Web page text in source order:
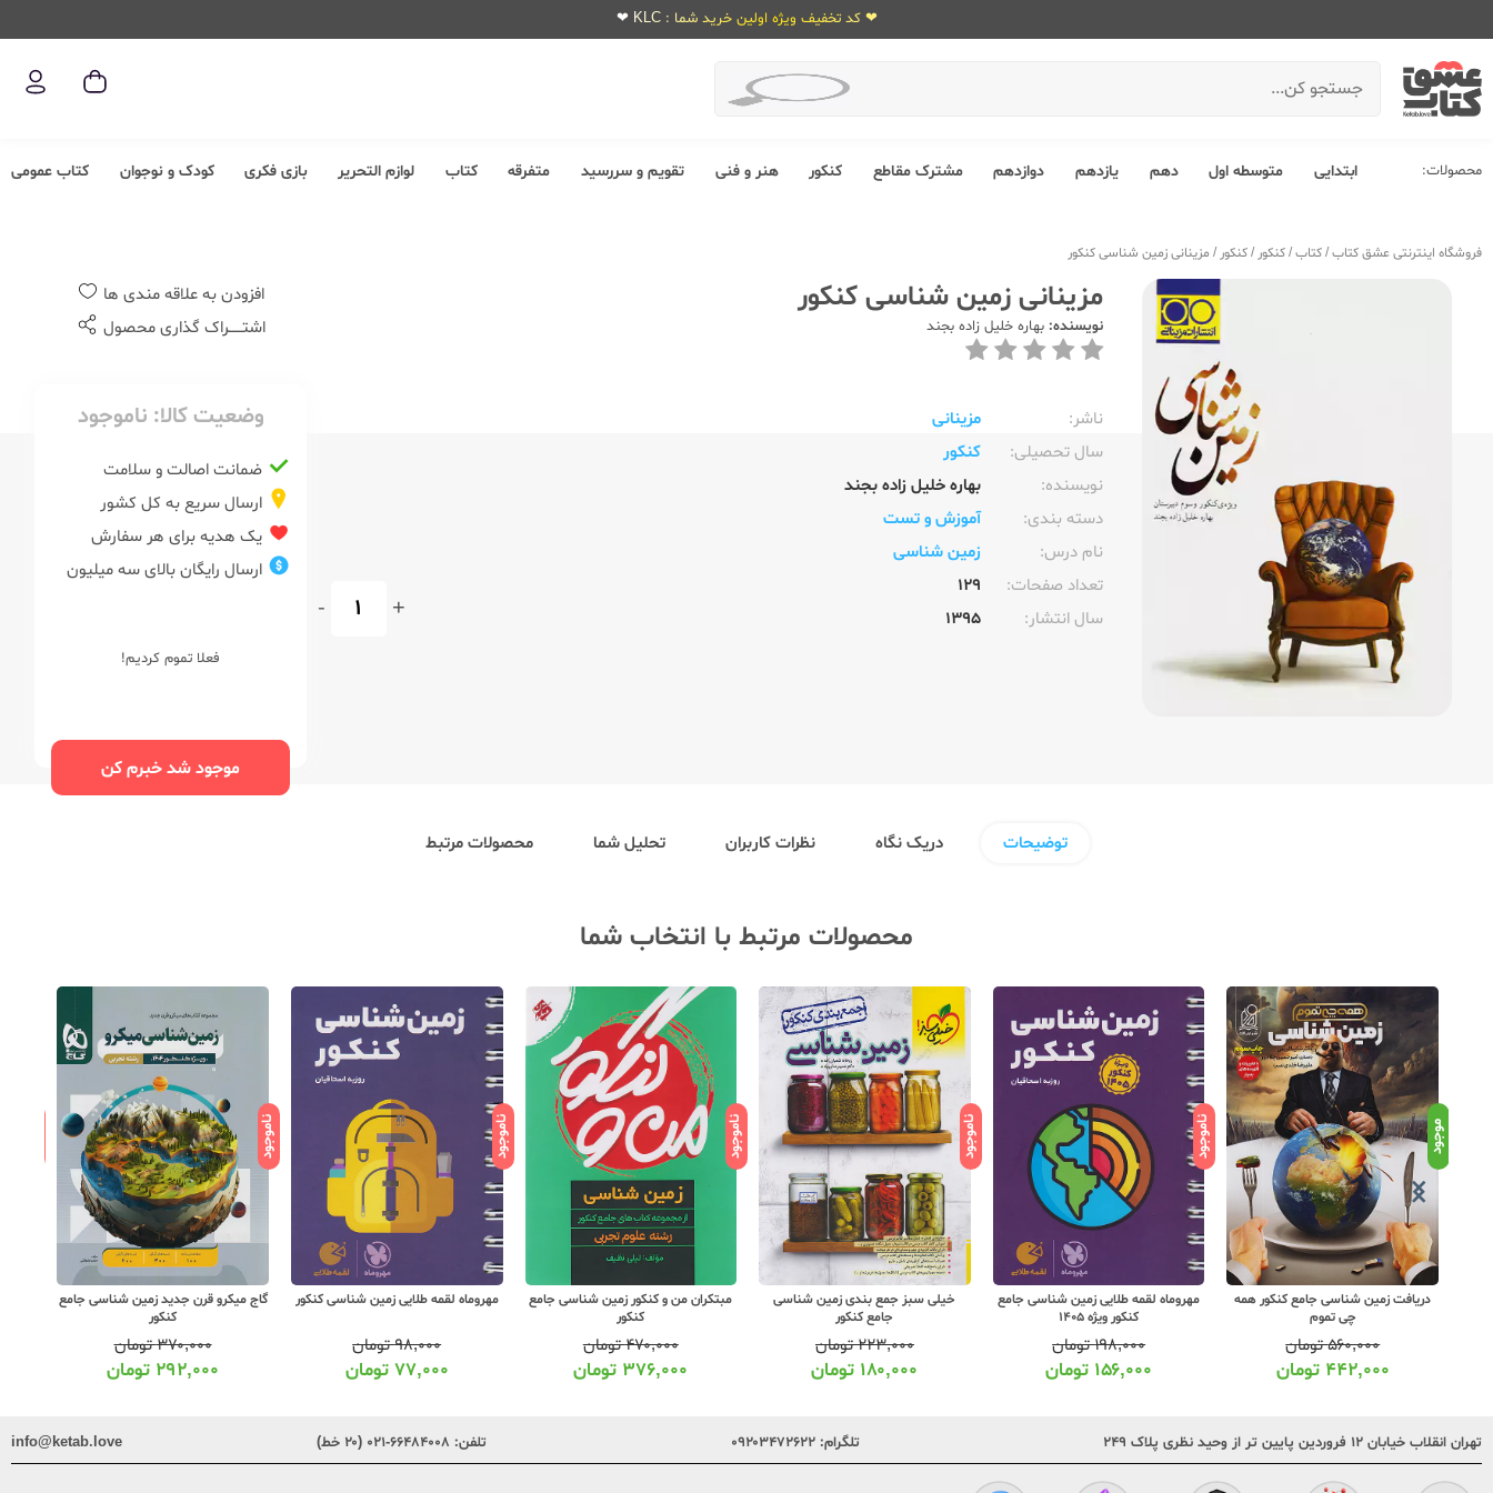
❤ کد تخفیف ویژه اولین خرید شما : KLC ❤
محصولات: ابتدایی متوسطه اول دهم یازدهم دوازدهم مشترک مقاطع کنکور هنر و فنی تقویم و سررسید متفرقه کتاب لوازم التحریر بازی فکری کودک و نوجوان کتاب عمومی
فروشگاه اینترنتی عشق کتاب/کتاب/کنکور /کنکور / مزینانی زمین شناسی کنکور
مزینانی زمین شناسی کنکور
نویسنده: بهاره خلیل زاده بجند
ناشر:‌
مزینانی
سال تحصیلی:‌
کنکور
نویسنده:‌
بهاره خلیل زاده بجند
دسته بندی:
آموزش و تست
نام درس:
زمین شناسی
تعداد صفحات:‌
129
سال انتشار:‌
1395
+
-
افزودن به علاقه مندی ها
اشتــــــراک گذاری محصول
وضعیت کالا: ناموجود
ضمانت اصالت و سلامت
ارسال سریع به کل کشور
یک هدیه برای هر سفارش
ارسال رایگان بالای سه میلیون
فعلا تموم کردیم!
موجود شد خبرم کن
توضیحات دریک نگاه نظرات کاربران تحلیل شما محصولات مرتبط
محصولات مرتبط با انتخاب شما
موجود
دریافت زمین شناسی جامع کنکور همه
چی تموم
۵۶۰,۰۰۰تومان
۴۴۲,۰۰۰ تومان
ناموجود
مهروماه لقمه طلایی زمین شناسی جامع
کنکور ویژه 1405
۱۹۸,۰۰۰تومان
۱۵۶,۰۰۰ تومان
ناموجود
خیلی سبز جمع بندی زمین شناسی
جامع کنکور
۲۲۳,۰۰۰تومان
۱۸۰,۰۰۰ تومان
ناموجود
مبتکران من و کنکور زمین شناسی جامع
کنکور
۴۷۰,۰۰۰تومان
۳۷۶,۰۰۰ تومان
ناموجود
مهروماه لقمه طلایی زمین شناسی کنکور
۹۸,۰۰۰تومان
۷۷,۰۰۰ تومان
ناموجود
گاج میکرو قرن جدید زمین شناسی جامع
کنکور
۳۷۰,۰۰۰تومان
۲۹۲,۰۰۰ تومان
تهران انقلاب خیابان ۱۲ فروردین پایین تر از وحید نظری پلاک ۲۴۹ تلگرام: ۰۹۲۰۳۴۷۲۶۲۲ تلفن: ۶۶۴۸۴۰۰۸-۰۲۱ (۲۰ خط) info@ketab.love